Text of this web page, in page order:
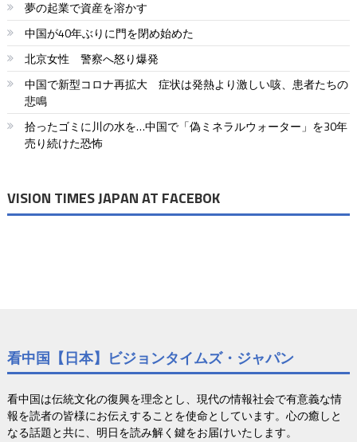
夢の起業で資産を溶かす
中国が40年ぶりに門を閉め始めた
北京女性 警察へ怒り爆発
中国で新型コロナ再拡大 症状は発熱より激しい咳、患者たちの
悲鳴
拾ったゴミに川の水を…中国で「偽ミネラルウォーター」を30年
売り続けた恐怖
VISION TIMES JAPAN AT FACEBOK
看中国【日本】ビジョンタイムズ・ジャパン
看中国は伝統文化の復興を理念とし、現代の情報社会で有意義な情
報を読者の皆様にお伝えすることを使命としています。心の癒しと
なる話題と共に、明日を読み解く鍵をお届けいたします。